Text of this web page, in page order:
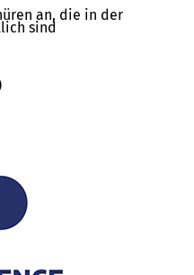
an, die in der
sind